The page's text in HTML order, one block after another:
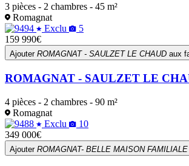
3 pièces - 2 chambres - 45 m²
Romagnat
Exclu
5
159 990€
Ajouter ROMAGNAT - SAULZET LE CHAUD aux
ROMAGNAT - SAULZET LE
4 pièces - 2 chambres - 90 m²
Romagnat
Exclu
10
349 000€
Ajouter ROMAGNAT- BELLE MAISON FAMILIALE